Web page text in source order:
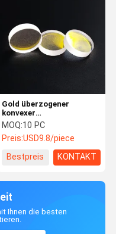
Gold überzogener
konvexer
Fokussierungsspiegel der
Wasserkühlungs-FL30
Plano
MOQ:10 PC
Preis:USD9.8/piece
Bestpreis
KONTAKT
Ihnen die besten